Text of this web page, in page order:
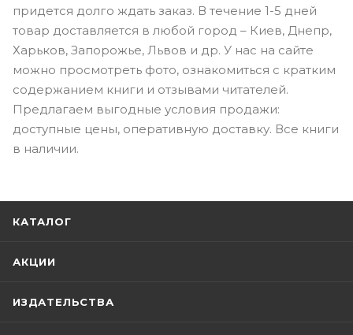
придется долго ждать заказ. В течение 1-5 дней
товар доставляется в любой город – Киев, Днепр,
Харьков, Запорожье, Львов и др. У нас на сайте
можно просмотреть фото, ознакомиться с кратким
содержанием книги и отзывами читателей.
Предлагаем выгодные условия продажи:
доступные цены, оперативную доставку. Все книги
в наличии.
КАТАЛОГ
АКЦИИ
ИЗДАТЕЛЬСТВА